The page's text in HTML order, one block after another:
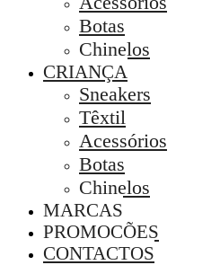
Botas
Chinelos
CRIANÇA
Sneakers
Têxtil
Acessórios
Botas
Chinelos
MARCAS
PROMOÇÕES
CONTACTOS